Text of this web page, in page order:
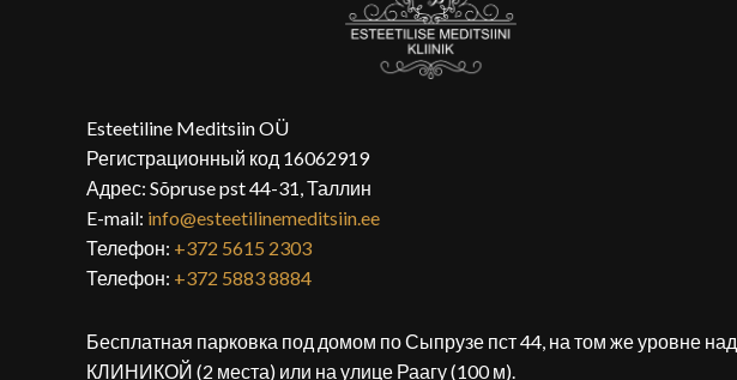
Esteetiline Meditsiin OÜ
Регистрационный код 16062919
Адрес: Sõpruse pst 44-31, Таллин
E-mail: info@esteetilinemeditsiin.ee
Телефон: +372 5615 2303
Телефон: +372 5883 8884
Бесплатная парковка под домом по Сыпрузе пст 44, на том же уровне над
КЛИНИКОЙ (2 места) или на улице Раагу (100 м).